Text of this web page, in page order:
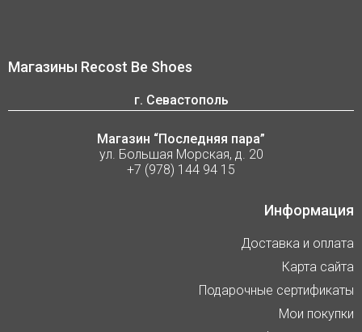
Магазины Recost Be Shoes
г. Севастополь
Магазин “Последняя пара”
ул. Большая Морская, д. 20
+7 (978) 144 94 15
Информация
Доставка и оплата
Карта сайта
Подарочные сертификаты
Мои покупки